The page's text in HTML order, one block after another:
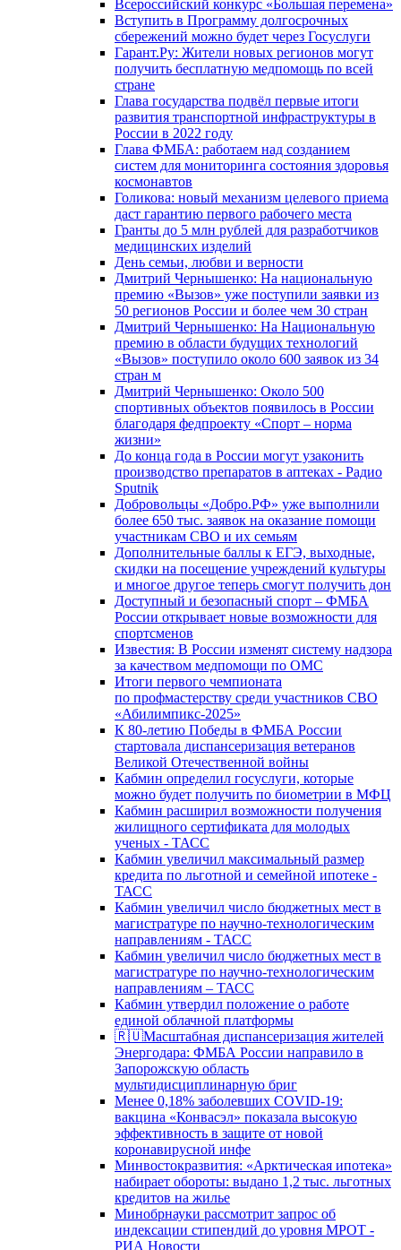
Всероссийский конкурс «Большая перемена»
Вступить в Программу долгосрочных
сбережений можно будет через Госуслуги
Гарант.Ру: Жители новых регионов могут
получить бесплатную медпомощь по всей
стране
Глава государства подвёл первые итоги
развития транспортной инфраструктуры в
России в 2022 году
Глава ФМБА: работаем над созданием
систем для мониторинга состояния здоровья
космонавтов
Голикова: новый механизм целевого приема
даст гарантию первого рабочего места
Гранты до 5 млн рублей для разработчиков
медицинских изделий
День семьи, любви и верности
Дмитрий Чернышенко: На национальную
премию «Вызов» уже поступили заявки из
50 регионов России и более чем 30 стран
Дмитрий Чернышенко: На Национальную
премию в области будущих технологий
«Вызов» поступило около 600 заявок из 34
стран м
Дмитрий Чернышенко: Около 500
спортивных объектов появилось в России
благодаря федпроекту «Спорт – норма
жизни»
До конца года в России могут узаконить
производство препаратов в аптеках - Радио
Sputnik
Добровольцы «Добро.РФ» уже выполнили
более 650 тыс. заявок на оказание помощи
участникам СВО и их семьям
Дополнительные баллы к ЕГЭ, выходные,
скидки на посещение учреждений культуры
и многое другое теперь смогут получить дон
Доступный и безопасный спорт – ФМБА
России открывает новые возможности для
спортсменов
Известия: В России изменят систему надзора
за качеством медпомощи по ОМС
Итоги первого чемпионата
по профмастерству среди участников СВО
«Абилимпикс-2025»
К 80-летию Победы в ФМБА России
стартовала диспансеризация ветеранов
Великой Отечественной войны
Кабмин определил госуслуги, которые
можно будет получить по биометрии в МФЦ
Кабмин расширил возможности получения
жилищного сертификата для молодых
ученых - ТАСС
Кабмин увеличил максимальный размер
кредита по льготной и семейной ипотеке -
ТАСС
Кабмин увеличил число бюджетных мест в
магистратуре по научно-технологическим
направлениям - ТАСС
Кабмин увеличил число бюджетных мест в
магистратуре по научно-технологическим
направлениям – ТАСС
Кабмин утвердил положение о работе
единой облачной платформы
🇷🇺Масштабная диспансеризация жителей
Энергодара: ФМБА России направило в
Запорожскую область
мультидисциплинарную бриг
Менее 0,18% заболевших COVID-19:
вакцина «Конвасэл» показала высокую
эффективность в защите от новой
коронавирусной инфе
Минвостокразвития: «Арктическая ипотека»
набирает обороты: выдано 1,2 тыс. льготных
кредитов на жилье
Минобрнауки рассмотрит запрос об
индексации стипендий до уровня МРОТ -
РИА Новости